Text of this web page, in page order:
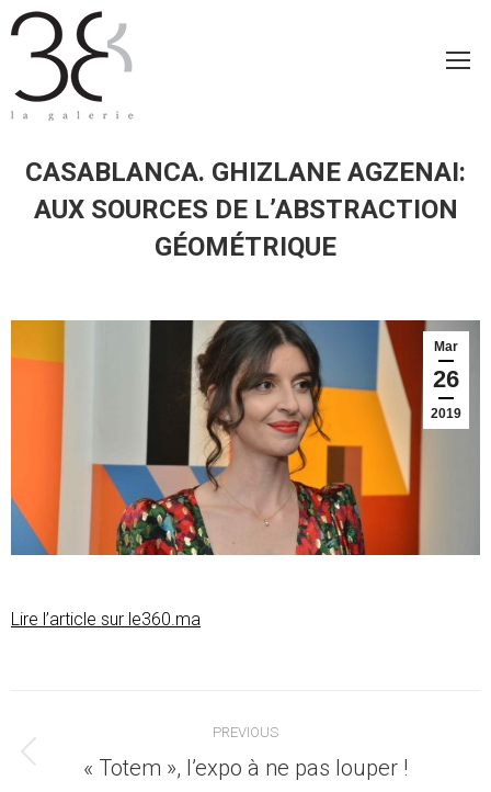
CASABLANCA. GHIZLANE AGZENAI:
AUX SOURCES DE L’ABSTRACTION
GÉOMÉTRIQUE
Mar
26
2019
Lire l’article sur le360.ma
navigation
PREVIOUS
Previous
« Totem », l’expo à ne pas louper !